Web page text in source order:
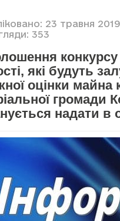
23 травня 2019
353
конкурсу
які будуть
оцінки майна
громади
надати в